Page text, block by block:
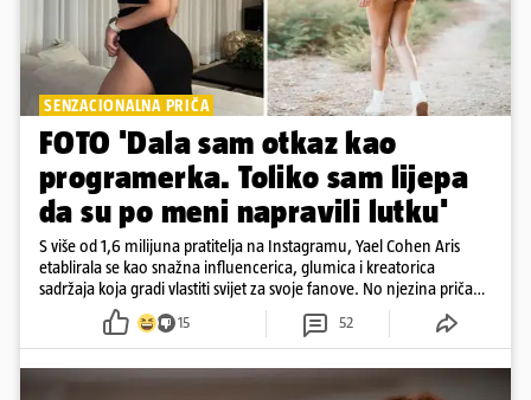
SENZACIONALNA PRIČA
FOTO 'Dala sam otkaz kao
programerka. Toliko sam lijepa
da su po meni napravili lutku'
S više od 1,6 milijuna pratitelja na Instagramu, Yael Cohen Aris
etablirala se kao snažna influencerica, glumica i kreatorica
sadržaja koja gradi vlastiti svijet za svoje fanove. No njezina priča
pokazuje da online slava dolazi i s neočekivanim izazovima
15 52